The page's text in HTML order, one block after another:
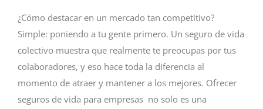
¿Cómo destacar en un mercado tan competitivo?
Simple: poniendo a tu gente primero. Un seguro de vida
colectivo muestra que realmente te preocupas por tus
colaboradores, y eso hace toda la diferencia al
momento de atraer y mantener a los mejores. Ofrecer
seguros de vida para empresas no solo es una